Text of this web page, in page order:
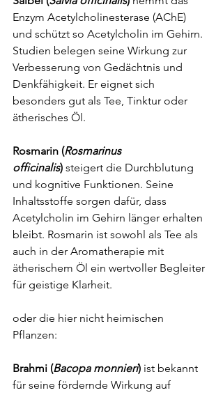
Enzym Acetylcholinesterase (AChE)
und schützt so Acetylcholin im Gehirn.
Studien belegen seine Wirkung zur
Verbesserung von Gedächtnis und
Denkfähigkeit. Er eignet sich
besonders gut als Tee, Tinktur oder
ätherisches Öl.
Rosmarin (Rosmarinus
officinalis) steigert die Durchblutung
und kognitive Funktionen. Seine
Inhaltsstoffe sorgen dafür, dass
Acetylcholin im Gehirn länger erhalten
bleibt. Rosmarin ist sowohl als Tee als
auch in der Aromatherapie mit
ätherischem Öl ein wertvoller Begleiter
für geistige Klarheit.
oder die hier nicht heimischen
Pflanzen:
Brahmi (Bacopa monnieri) ist bekannt
für seine fördernde Wirkung auf